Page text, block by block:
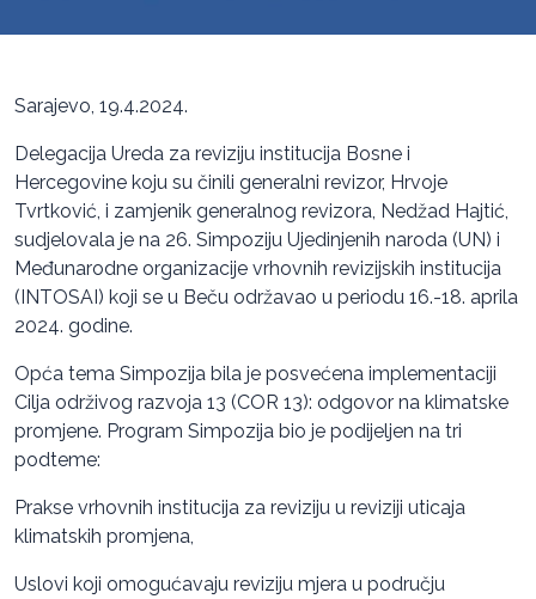
Sarajevo, 19.4.2024.
Delegacija Ureda za reviziju institucija Bosne i
Hercegovine koju su činili generalni revizor, Hrvoje
Tvrtković, i zamjenik generalnog revizora, Nedžad Hajtić,
sudjelovala je na 26. Simpoziju Ujedinjenih naroda (UN) i
Međunarodne organizacije vrhovnih revizijskih institucija
(INTOSAI) koji se u Beču održavao u periodu 16.-18. aprila
2024. godine.
Opća tema Simpozija bila je posvećena implementaciji
Cilja održivog razvoja 13 (COR 13): odgovor na klimatske
promjene. Program Simpozija bio je podijeljen na tri
podteme:
Prakse vrhovnih institucija za reviziju u reviziji uticaja
klimatskih promjena,
Uslovi koji omogućavaju reviziju mjera u području